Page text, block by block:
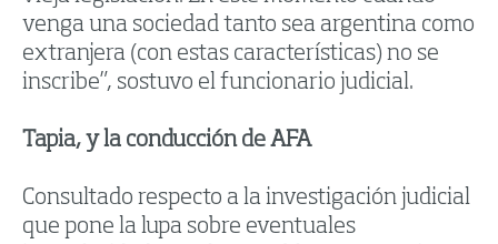
venga una sociedad tanto sea argentina como
extranjera (con estas características) no se
inscribe”, sostuvo el funcionario judicial.
Tapia, y la conducción de AFA
Consultado respecto a la investigación judicial
que pone la lupa sobre eventuales